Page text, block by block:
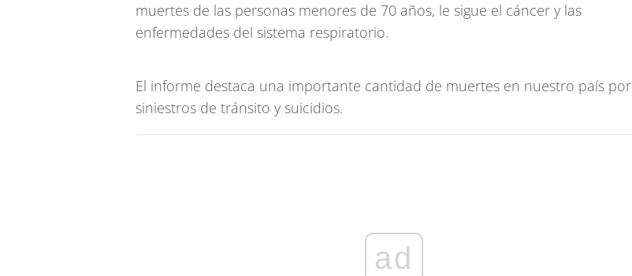
muertes de las personas menores de 70 años, le sigue el cáncer y las
enfermedades del sistema respiratorio.
El informe destaca una importante cantidad de muertes en nuestro país por
siniestros de tránsito y suicidios.
ad